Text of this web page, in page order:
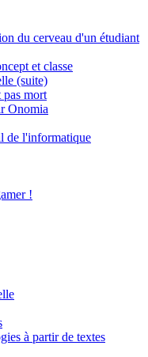
du cerveau d'un étudiant
et classe
(suite)
pas mort
Onomia
de l'informatique
!
à partir de textes